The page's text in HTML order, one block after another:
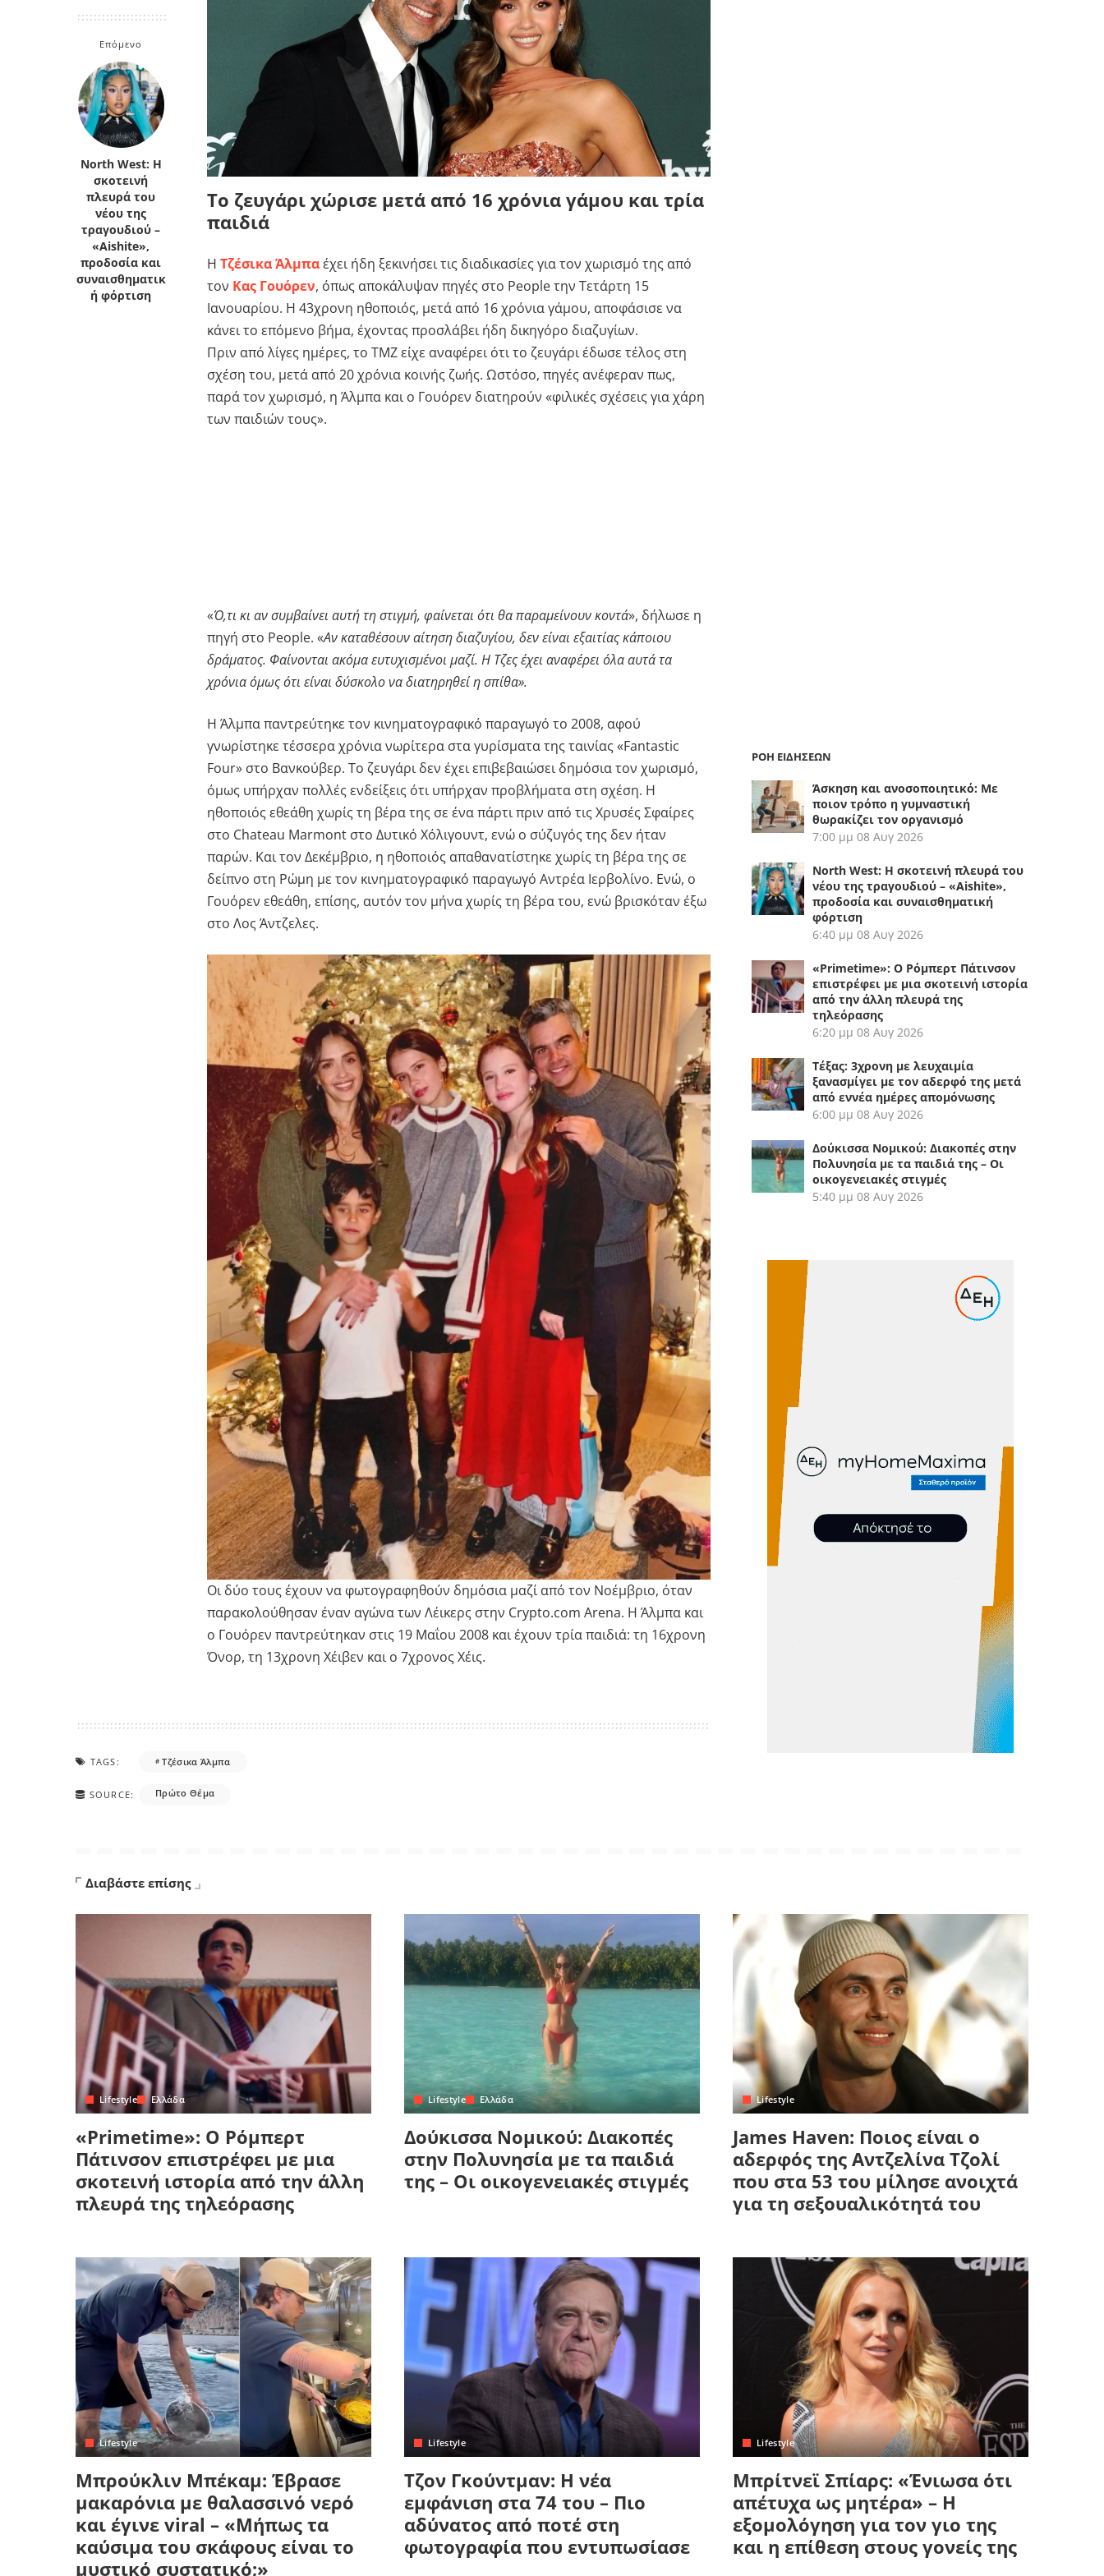
Κρήτη
Κυκλάδες
Πελοπόννησος
Πελοπόννησος
Επόμενο
North West: Η
σκοτεινή
πλευρά του
νέου της
τραγουδιού –
«Aishite»,
προδοσία και
συναισθηματικ
ή φόρτιση
Το ζευγάρι χώρισε μετά από 16 χρόνια γάμου και τρία
παιδιά
Η Τζέσικα Άλμπαέχει ήδη ξεκινήσει τις διαδικασίες για τον χωρισμό της από
τον Κας Γουόρεν, όπως αποκάλυψαν πηγές στο People την Τετάρτη 15
Ιανουαρίου. Η 43χρονη ηθοποιός, μετά από 16 χρόνια γάμου, αποφάσισε να
κάνει το επόμενο βήμα, έχοντας προσλάβει ήδη δικηγόρο διαζυγίων.
Πριν από λίγες ημέρες, το TMZ είχε αναφέρει ότι το ζευγάρι έδωσε τέλος στη
σχέση του, μετά από 20 χρόνια κοινής ζωής. Ωστόσο, πηγές ανέφεραν πως,
παρά τον χωρισμό, η Άλμπα και ο Γουόρεν διατηρούν «φιλικές σχέσεις για χάρη
των παιδιών τους».
«Ό,τι κι αν συμβαίνει αυτή τη στιγμή, φαίνεται ότι θα παραμείνουν κοντά», δήλωσε η
πηγή στο People. «Αν καταθέσουν αίτηση διαζυγίου, δεν είναι εξαιτίας κάποιου
δράματος. Φαίνονται ακόμα ευτυχισμένοι μαζί. Η Τζες έχει αναφέρει όλα αυτά τα
χρόνια όμως ότι είναι δύσκολο να διατηρηθεί η σπίθα».
Η Άλμπα παντρεύτηκε τον κινηματογραφικό παραγωγό το 2008, αφού
γνωρίστηκε τέσσερα χρόνια νωρίτερα στα γυρίσματα της ταινίας «Fantastic
Four» στο Βανκούβερ. Το ζευγάρι δεν έχει επιβεβαιώσει δημόσια τον χωρισμό,
όμως υπήρχαν πολλές ενδείξεις ότι υπήρχαν προβλήματα στη σχέση. Η
ηθοποιός εθεάθη χωρίς τη βέρα της σε ένα πάρτι πριν από τις Χρυσές Σφαίρες
στο Chateau Marmont στο Δυτικό Χόλιγουντ, ενώ ο σύζυγός της δεν ήταν
παρών. Και τον Δεκέμβριο, η ηθοποιός απαθανατίστηκε χωρίς τη βέρα της σε
δείπνο στη Ρώμη με τον κινηματογραφικό παραγωγό Αντρέα Ιερβoλίνο. Ενώ, ο
Γουόρεν εθεάθη, επίσης, αυτόν τον μήνα χωρίς τη βέρα του, ενώ βρισκόταν έξω
στο Λος Άντζελες.
Οι δύο τους έχουν να φωτογραφηθούν δημόσια μαζί από τον Νοέμβριο, όταν
παρακολούθησαν έναν αγώνα των Λέικερς στην Crypto.com Arena. Η Άλμπα και
ο Γουόρεν παντρεύτηκαν στις 19 Μαΐου 2008 και έχουν τρία παιδιά: τη 16χρονη
Όνορ, τη 13χρονη Χέιβεν και ο 7χρονος Χέις.
TAGS: Τζέσικα Άλμπα
SOURCE: Πρώτο Θέμα
ΡΟΗ ΕΙΔΗΣΕΩΝ
Άσκηση και ανοσοποιητικό: Με
ποιον τρόπο η γυμναστική
θωρακίζει τον οργανισμό
7:00 μμ 08 Αυγ 2026
North West: Η σκοτεινή πλευρά του
νέου της τραγουδιού – «Aishite»,
προδοσία και συναισθηματική
φόρτιση
6:40 μμ 08 Αυγ 2026
«Primetime»: Ο Ρόμπερτ Πάτινσον
επιστρέφει με μια σκοτεινή ιστορία
από την άλλη πλευρά της
τηλεόρασης
6:20 μμ 08 Αυγ 2026
Τέξας: 3χρονη με λευχαιμία
ξανασμίγει με τον αδερφό της μετά
από εννέα ημέρες απομόνωσης
6:00 μμ 08 Αυγ 2026
Δούκισσα Νομικού: Διακοπές στην
Πολυνησία με τα παιδιά της – Οι
οικογενειακές στιγμές
5:40 μμ 08 Αυγ 2026
Διαβάστε επίσης
Lifestyle Ελλάδα
«Primetime»: Ο Ρόμπερτ
Πάτινσον επιστρέφει με μια
σκοτεινή ιστορία από την άλλη
πλευρά της τηλεόρασης
Lifestyle Ελλάδα
Δούκισσα Νομικού: Διακοπές
στην Πολυνησία με τα παιδιά
της – Οι οικογενειακές στιγμές
Lifestyle
James Haven: Ποιος είναι ο
αδερφός της Αντζελίνα Τζολί
που στα 53 του μίλησε ανοιχτά
για τη σεξουαλικότητά του
Lifestyle
Μπρούκλιν Μπέκαμ: Έβρασε
μακαρόνια με θαλασσινό νερό
και έγινε viral – «Μήπως τα
καύσιμα του σκάφους είναι το
μυστικό συστατικό;»
Lifestyle
Τζον Γκούντμαν: Η νέα
εμφάνιση στα 74 του – Πιο
αδύνατος από ποτέ στη
φωτογραφία που εντυπωσίασε
Lifestyle
Μπρίτνεϊ Σπίαρς: «Ένιωσα ότι
απέτυχα ως μητέρα» – Η
εξομολόγηση για τον γιο της
και η επίθεση στους γονείς της